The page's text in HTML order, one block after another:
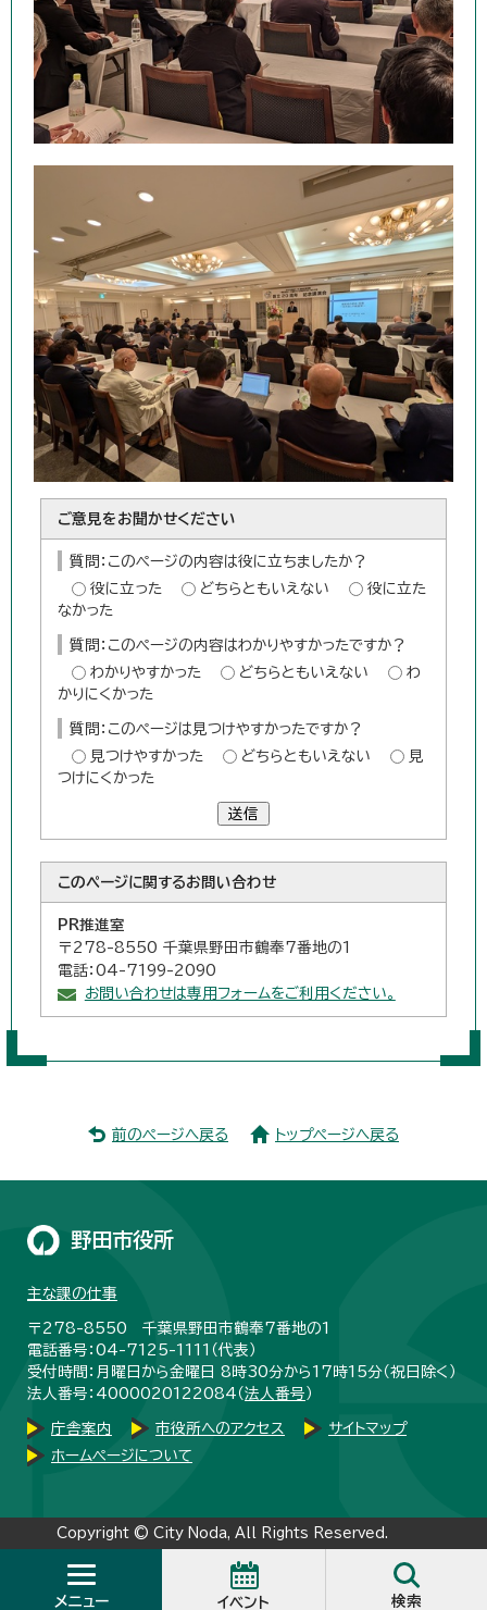
ご意見をお聞かせください
質問：このページの内容は役に立ちましたか？
役に立った
どちらともいえない
役に立た
なかった
質問：このページの内容はわかりやすかったですか？
わかりやすかった
どちらともいえない
わ
かりにくかった
質問：このページは見つけやすかったですか？
見つけやすかった
どちらともいえない
見
つけにくかった
送信
このページに関するお問い合わせ
PR推進室
〒278-8550 千葉県野田市鶴奉7番地の1
電話：04-7199-2090
お問い合わせは専用フォームをご利用ください。
前のページへ戻る トップページへ戻る
メニュー イベント 検索
野田市役所
主な課の仕事
〒278-8550 千葉県野田市鶴奉7番地の1
電話番号：04-7125-1111（代表）
受付時間：月曜日から金曜日 8時30分から17時15分（祝日除く）
法人番号：4000020122084（法人番号 ）
庁舎案内 市役所へのアクセス
サイトマップ
ホームページについて
Copyright © City Noda, All Rights Reserved.